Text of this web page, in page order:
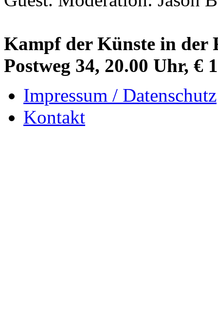
Kampf der Künste in
Postweg 34, 20.00 Uhr, €
Impressum / Datenschutz
Kontakt